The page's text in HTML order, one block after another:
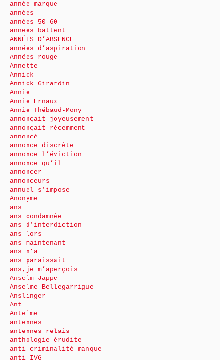
année marque
années
années 50-60
années battent
ANNÉES D’ABSENCE
années d’aspiration
Années rouge
Annette
Annick
Annick Girardin
Annie
Annie Ernaux
Annie Thébaud-Mony
annonçait joyeusement
annonçait récemment
annoncé
annonce discrète
annonce l’éviction
annonce qu’il
annoncer
annonceurs
annuel s’impose
Anonyme
ans
ans condamnée
ans d’interdiction
ans lors
ans maintenant
ans n’a
ans paraissait
ans,je m’aperçois
Anselm Jappe
Anselme Bellegarrigue
Anslinger
Ant
Antelme
antennes
antennes relais
anthologie érudite
anti-criminalité manque
anti-IVG